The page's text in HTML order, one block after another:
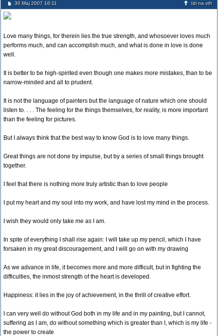
30 Maj 2007 16:11 Idi na vrh
Love many things, for therein lies the true strength, and whosoever loves much
performs much, and can accomplish much, and what is done in love is done
well.
It is better to be high-spirited even though one makes more mistakes, than to be
narrow-minded and all to prudent.
It is not the language of painters but the language of nature which one should
listen to. . . . The feeling for the things themselves, for reality, is more important
than the feeling for pictures.
But I always think that the best way to know God is to love many things.
Great things are not done by impulse, but by a series of small things brought
together.
I feel that there is nothing more truly artistic than to love people
I put my heart and my soul into my work, and have lost my mind in the process.
I wish they would only take me as I am.
In spite of everything I shall rise again: I will take up my pencil, which I have
forsaken in my great discouragement, and I will go on with my drawing
As we advance in life, it becomes more and more difficult, but in fighting the
difficulties, the inmost strength of the heart is developed.
Happiness: it lies in the joy of achievement, in the thrill of creative effort.
I can very well do without God both in my life and in my painting, but I cannot,
suffering as I am, do without something which is greater than I, which is my life -
the power to create